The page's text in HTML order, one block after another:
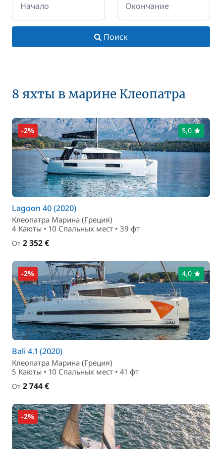
Начало Окончание
Поиск
8 яхты в марине Клеопатра
-2% 5,0
Lagoon 40 (2020)
Клеопатра Марина (Греция)
4 Каюты • 10 Спальныx мест • 39 фт
От 2 352 €
-2% 4,0
Bali 4.1 (2020)
Клеопатра Марина (Греция)
5 Каюты • 10 Спальныx мест • 41 фт
От 2 744 €
-2%